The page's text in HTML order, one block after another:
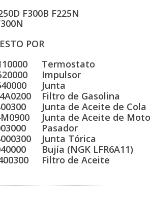
F300B F225N
POR
Termostato
Impulsor
Junta
Filtro de Gasolina
Junta de Aceite de Cola
Junta de Aceite de
Pasador
Junta Tórica
Bujía (NGK LFR6A11)
Filtro de Aceite